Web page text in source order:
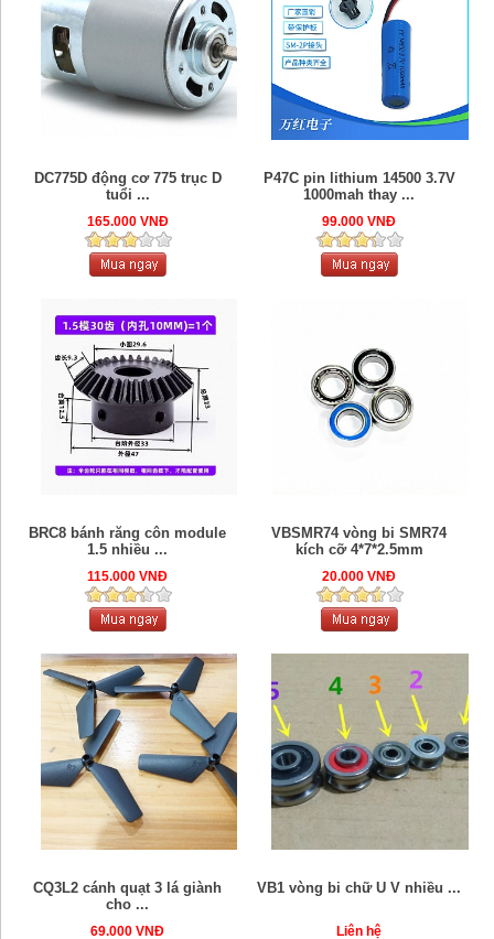
DC775D động cơ 775 trục D
tuổi ...
165.000 VNĐ
P47C pin lithium 14500 3.7V
1000mah thay ...
99.000 VNĐ
BRC8 bánh răng côn module
1.5 nhiều ...
115.000 VNĐ
VBSMR74 vòng bi SMR74
kích cỡ 4*7*2.5mm
20.000 VNĐ
CQ3L2 cánh quạt 3 lá giành
cho ...
69.000 VNĐ
VB1 vòng bi chữ U V nhiều ...
Liên hệ